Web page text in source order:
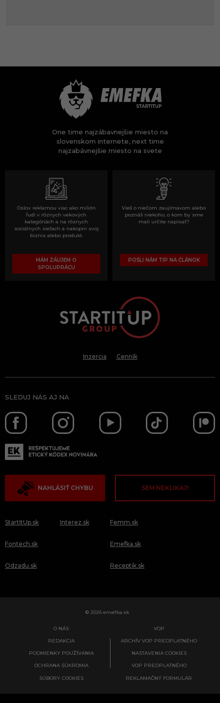
One time najzábavnejšie miesto na
slovenskom internete, next time
najzabávnejšie miesto na svete
Oslov reklamou viac ako milión
ľudí v rôznych vekových
kategóriách a na rôznych
sociálnych sieťach a nakopni svoj
biznis alebo produkt.
MÁM ZÁUJEM O
SPOLUPRÁCU
Vieš o niečom zaujímavom alebo
poznáš niekoho, o kom by sme
mali určite napísať?
POŠLI NÁM TIP NA ČLÁNOK
Inzercia Cenník
SLEDUJ NÁS AJ NA
NAHLÁSIŤ CHYBU SEM NEKLIKAJ!
StartItUp.sk
Fontech.sk
Odzadu.sk
Interez.sk Femm.sk
Emefka.sk
Receptik.sk
© 2026 emefka.sk
O NÁS
REDAKCIA
PODMIENKY POUŽÍVANIA
OCHRANA SÚKROMIA
SÚBORY COOKIES
VOP
ARCHÍV VOP PREDPLATNÉHO
NASTAVENIA COOKIES
VOP PREDPLATNÉHO
REKLAMAČNÝ FORMULÁR